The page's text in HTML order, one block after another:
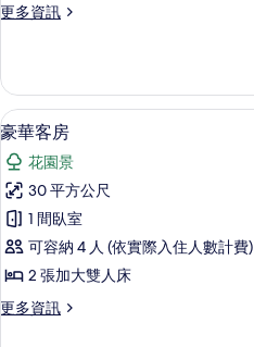
所
相
片
更多資訊
更
客
房
的
詳
情
顯
示
豪
華
客
房
所
3
豪華客房
花園景
30 平方公尺
1 間臥室
可容納 4 人 (依實際入住人數計費)
2 張加大雙人床
更多資訊
更